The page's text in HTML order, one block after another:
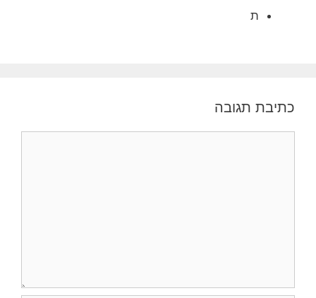
ת
כתיבת תגובה